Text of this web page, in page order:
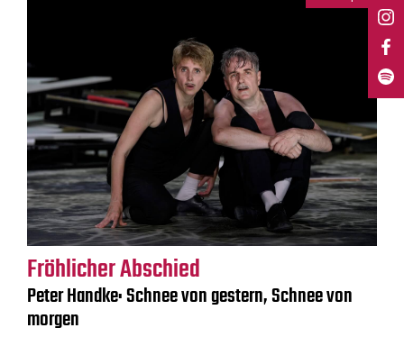
Fröhlicher Abschied
Peter Handke: Schnee von gestern, Schnee von
morgen